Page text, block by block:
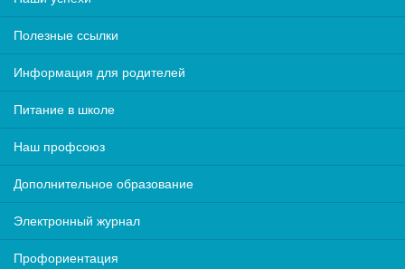
Полезные ссылки
Информация для родителей
Питание в школе
Наш профсоюз
Дополнительное образование
Электронный журнал
Профориентация